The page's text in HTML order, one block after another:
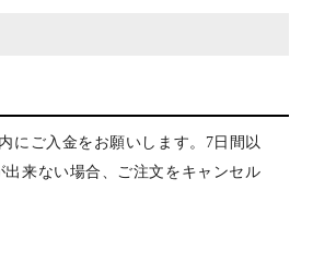
にご入金をお願いします。7日間以
出来ない場合、ご注文をキャンセル